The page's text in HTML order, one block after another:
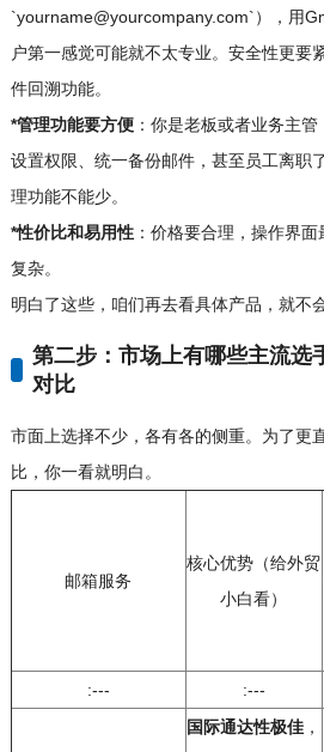
`yourname@yourcompany.com`），用
户第一感觉可能就不太专业。安全性更要
件回溯功能。
*管理功能要方便：你是老板或者业务主管
设置权限、统一备份邮件，甚至员工离职
理功能不能少。
*性价比和易用性：价格要合理，操作界
复杂。
明白了这些，咱们再去看具体产品，就不
第二步：市场上有哪些主流选
对比
市面上选择不少，各有各的侧重。为了更
比，你一看就明白。
邮箱服务
核心优势（给外贸
小白看）
:---
:---
国际通达性极佳 ，